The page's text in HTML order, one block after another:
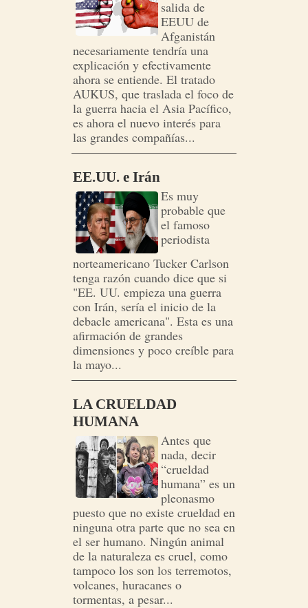
salida de
EEUU de
Afganistán
necesariamente tendría una
explicación y efectivamente
ahora se entiende. El tratado
AUKUS, que traslada el foco de
la guerra hacia el Asia Pacífico,
es ahora el nuevo interés para
las grandes compañías...
EE.UU. e Irán
Es muy
probable que
el famoso
periodista
norteamericano Tucker Carlson
tenga razón cuando dice que si
"EE. UU. empieza una guerra
con Irán, sería el inicio de la
debacle americana". Esta es una
afirmación de grandes
dimensiones y poco creíble para
la mayo...
LA CRUELDAD
HUMANA
Antes que
nada, decir
“crueldad
humana” es un
pleonasmo
puesto que no existe crueldad en
ninguna otra parte que no sea en
el ser humano. Ningún animal
de la naturaleza es cruel, como
tampoco los son los terremotos,
volcanes, huracanes o
tormentas, a pesar...